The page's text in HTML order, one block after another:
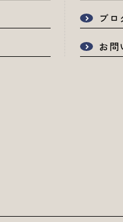
ブロ
お問